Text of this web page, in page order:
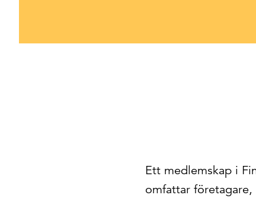
Ett medlemskap i
omfattar